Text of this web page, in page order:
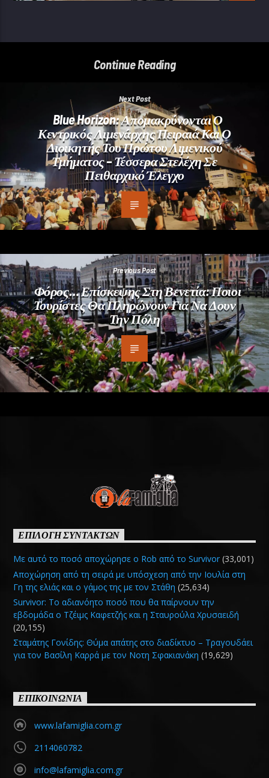
Continue Reading
Next Post
Blue Horizon: Απομακρύνονται Ο
Κεντρικός Λιμενάρχης Πειραιά Και Ο
Διοικητής Του Πρώτου Λιμενικού
Τμήματος – Τέσσερα Στελέχη Σε
Πειθαρχικό Έλεγχο
Previous Post
Φόρος… Επίσκεψης Στη Βενετία: Ποιοι
Τουρίστες Θα Πληρώνουν Για Να Δουν
Την Πόλη
ΕΠΙΛΟΓΗ ΣΥΝΤΑΚΤΩΝ
Με αυτό το ποσό αποχώρησε ο Rob από το Survivor (33,001)
Αποχώρηση από τη σειρά με υπόσχεση από την Ιουλία στη
Γη της ελιάς και ο γάμος της με τον Στάθη (25,634)
Survivor: Το αδιανόητο ποσό που θα παίρνουν την
εβδομάδα ο Τζέιμς Καφετζής και η Σταυρούλα Χρυσαειδή
(20,155)
Σταμάτης Γονίδης: Θύμα απάτης στο διαδίκτυο – Τραγουδάει
για τον Βασίλη Καρρά με τον Νοτη Σφακιανάκη (19,629)
ΕΠΙΚΟΙΝΩΝΙΑ
www.lafamiglia.com.gr
2114060782
info@lafamiglia.com.gr